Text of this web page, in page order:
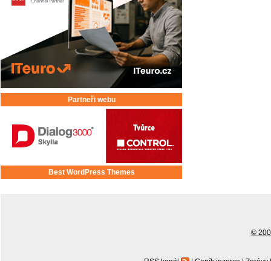
Partneři webu
Best WordPress Themes
©